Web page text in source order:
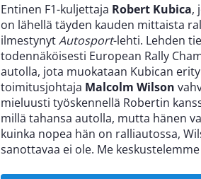
Entinen F1-kuljettaja Robert Kubica,
on lähellä täyden kauden mittaista
ilmestynytAutosport-lehti. Lehden
todennäköisesti European Rally
autolla, jota muokataan Kubican
toimitusjohtaja Malcolm Wilson
mieluusti työskennellä Robertin
millä tahansa autolla, mutta hänen
kuinka nopea hän on ralliautossa,
sanottavaa ei ole. Me